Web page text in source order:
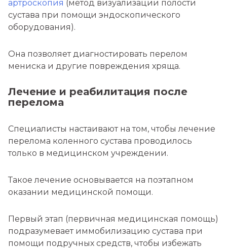
артроскопия (метод визуализации полости
сустава при помощи эндоскопического
оборудования).
Она позволяет диагностировать перелом
мениска и другие повреждения хряща.
Лечение и реабилитация после
перелома
Специалисты настаивают на том, чтобы лечение
перелома коленного сустава проводилось
только в медицинском учреждении.
Такое лечение основывается на поэтапном
оказании медицинской помощи.
Первый этап (первичная медицинская помощь)
подразумевает иммобилизацию сустава при
помощи подручных средств, чтобы избежать